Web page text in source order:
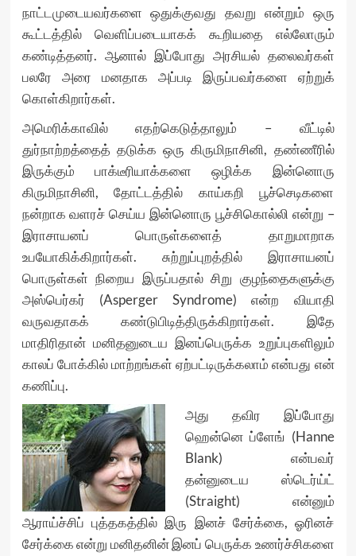
நாட்டமுடையவர்களை ஒதுக்குவது தவறு என்றும் ஒரு
கூட்டத்தில் வெளிப்படையாகக் கூறியதை எல்லோரும்
கண்டித்தனர். ஆனால் இப்போது அரசியல் தலைவர்கள்
பலரே அரை மனதாக அப்படி இருப்பவர்களை ஏற்றுக்
கொள்கிறார்கள்.
அமெரிக்காவில் எதற்கெடுத்தாலும் – வீட்டில்
துர்நாற்றத்தைத் தடுக்க ஒரு கிருமிநாசினி, தண்ணீரில்
இருக்கும் பாக்டீரியாக்களை ஒழிக்க இன்னொரு
கிருமிநாசினி, தோட்டத்தில் காய்கறி பூச்செடிகளை
நன்றாக வளரச் செய்ய இன்னொரு பூச்சிகொல்லி என்று –
இராசாயனப் பொருள்களைத் தாறுமாறாக
உபயோகிக்கிறார்கள். சுற்றுப்புறத்தில் இராசாயனப்
பொருள்கள் நிறைய இருப்பதால் சிறு குழந்தைகளுக்கு
அஸ்பெர்கர் (Asperger Syndrome) என்ற வியாதி
வருவதாகக் கண்டுபிடித்திருக்கிறார்கள். இதே
மாதிரிதான் மனிதனுடைய இனப்பெருக்க உறுப்புகளிலும்
காலப் போக்கில் மாற்றங்கள் ஏற்பட்டிருக்கலாம் என்பது என்
கணிப்பு.
அது தவிர இப்போது
ஹென்னெ ப்ளேங் (Hanne
Blank) என்பவர்
தன்னுடைய ஸ்டெர்ய்ட்
(Straight) என்னும்
ஆராய்ச்சிப் புத்தகத்தில் இரு இனச் சேர்க்கை, ஓரினச்
சேர்க்கை என்று மனிதனின் இனப் பெருக்க உணர்ச்சிகளை